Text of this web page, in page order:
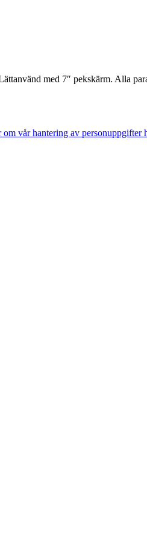
med 7″ pekskärm. Alla
om vår hantering av personuppgifter